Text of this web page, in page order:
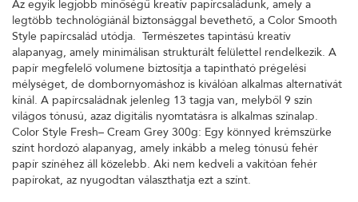
Az egyik legjobb minőségű kreatív papírcsaládunk, amely a
legtöbb technológiánál biztonsággal bevethető, a Color Smooth
Style papírcsalád utódja. Természetes tapintású kreatív
alapanyag, amely minimálisan strukturált felülettel rendelkezik. A
papír megfelelő volumene biztosítja a tapintható prégelési
mélységet, de dombornyomáshoz is kiválóan alkalmas alternatívát
kínál. A papírcsaládnak jelenleg 13 tagja van, melyből 9 szín
világos tónusú, azaz digitális nyomtatásra is alkalmas színalap.
Color Style Fresh– Cream Grey 300g: Egy könnyed krémszürke
színt hordozó alapanyag, amely inkább a meleg tónusú fehér
papír színéhez áll közelebb. Aki nem kedveli a vakítóan fehér
papírokat, az nyugodtan választhatja ezt a színt.